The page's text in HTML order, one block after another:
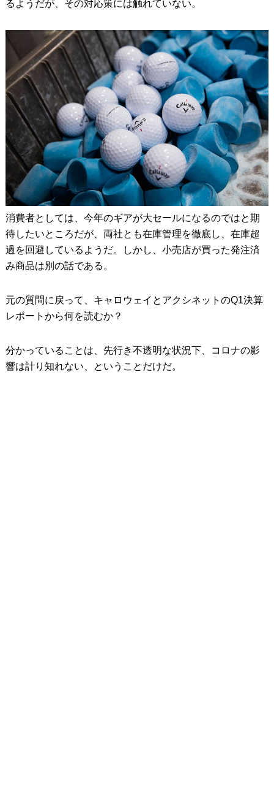
るようだが、その対応策には触れていない。
消費者としては、今年のギアが大セールになるのではと期
待したいところだが、両社とも在庫管理を徹底し、在庫超
過を回避しているようだ。しかし、小売店が買った発注済
み商品は別の話である。
元の質問に戻って、キャロウェイとアクシネットのQ1決算
レポートから何を読むか？
分かっていることは、先行き不透明な状況下、コロナの影
響は計り知れない、ということだけだ。